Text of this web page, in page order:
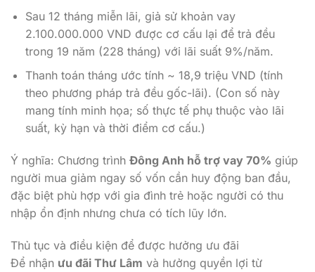
Sau 12 tháng miễn lãi, giả sử khoản vay
2.100.000.000 VND được cơ cấu lại để trả đều
trong 19 năm (228 tháng) với lãi suất 9%/năm.
Thanh toán tháng ước tính ~ 18,9 triệu VND (tính
theo phương pháp trả đều gốc-lãi). (Con số này
mang tính minh họa; số thực tế phụ thuộc vào lãi
suất, kỳ hạn và thời điểm cơ cấu.)
Ý nghĩa: Chương trình Đông Anh hỗ trợ vay 70% giúp
người mua giảm ngay số vốn cần huy động ban đầu,
đặc biệt phù hợp với gia đình trẻ hoặc người có thu
nhập ổn định nhưng chưa có tích lũy lớn.
Thủ tục và điều kiện để được hưởng ưu đãi
Để nhận ưu đãi Thư Lâm và hưởng quyền lợi từ